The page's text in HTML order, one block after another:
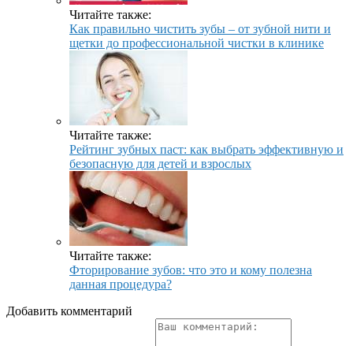
Читайте также:
Как правильно чистить зубы – от зубной нити и
щетки до профессиональной чистки в клинике
Читайте также:
Рейтинг зубных паст: как выбрать эффективную и
безопасную для детей и взрослых
Читайте также:
Фторирование зубов: что это и кому полезна
данная процедура?
Добавить комментарий